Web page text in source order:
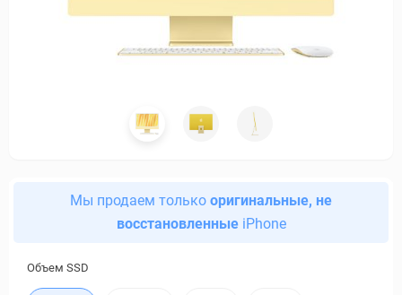
Мы продаем только оригинальные, не
восстановленныеiPhone
Объем SSD